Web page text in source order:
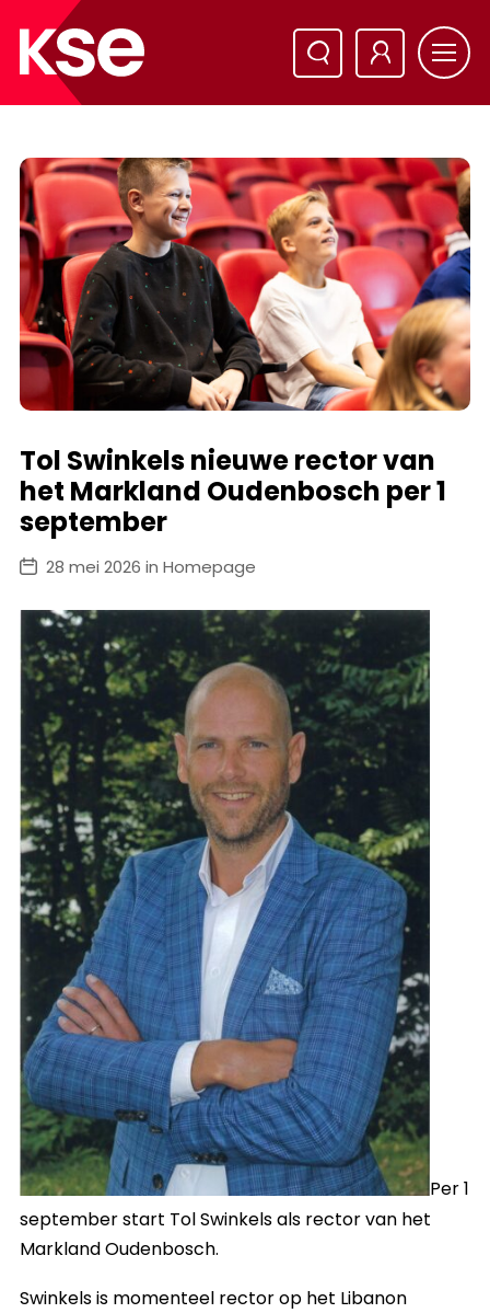
Tol Swinkels nieuwe rector van
het Markland Oudenbosch per 1
september
28 mei 2026 in Homepage
Per 1
september start Tol Swinkels als rector van het
Markland Oudenbosch.
Swinkels is momenteel rector op het Libanon